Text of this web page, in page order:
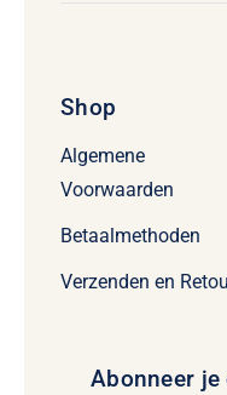
Shop
Algemene
Voorwaarden
Betaalmethoden
Verzenden en
Abonneer